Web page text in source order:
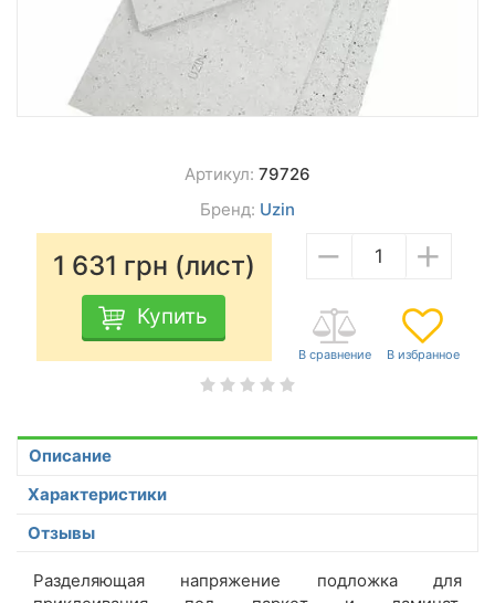
Артикул: 79726
Бренд: Uzin
1 631 грн (лист)
Купить
− +
Описание
Характеристики
Отзывы
Разделяющая напряжение подложка для